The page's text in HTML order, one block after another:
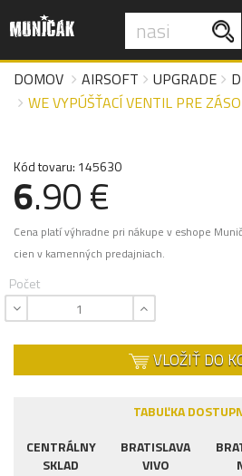
DOMOV
AIRSOFT UPGRADE
WE VYPÚŠŤACÍ VENTIL PRE
Kód tovaru: 145630
6.90 €
Cena platí výhradne pri nákupe v eshope
cien v kamenných predajniach.
Počet
VLOŽIŤ DO
TABUĽKA
CENTRÁLNY
SKLAD
BRATISLAVA
VIVO